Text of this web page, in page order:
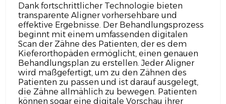
Dank fortschrittlicher Technologie bieten
transparente Aligner vorhersehbare und
effektive Ergebnisse. Der Behandlungsprozess
beginnt mit einem umfassenden digitalen
Scan der Zähne des Patienten, der es dem
Kieferorthopäden ermöglicht, einen genauen
Behandlungsplan zu erstellen. Jeder Aligner
wird maßgefertigt, um zu den Zähnen des
Patienten zu passen und ist darauf ausgelegt,
die Zähne allmählich zu bewegen. Patienten
können sogar eine digitale Vorschau ihrer